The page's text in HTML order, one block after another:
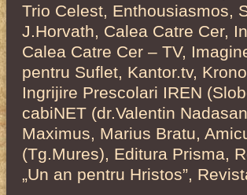
Trio Celest, Enthousiasmos,
J.Horvath, Calea Catre Cer,
Calea Catre Cer – TV,
pentru Suflet, Kantor.tv,
Ingrijire Prescolari IREN
cabiNET (dr.Valentin
Maximus, Marius Bratu,
(Tg.Mures), Editura Prisma,
„Un an pentru Hristos”,